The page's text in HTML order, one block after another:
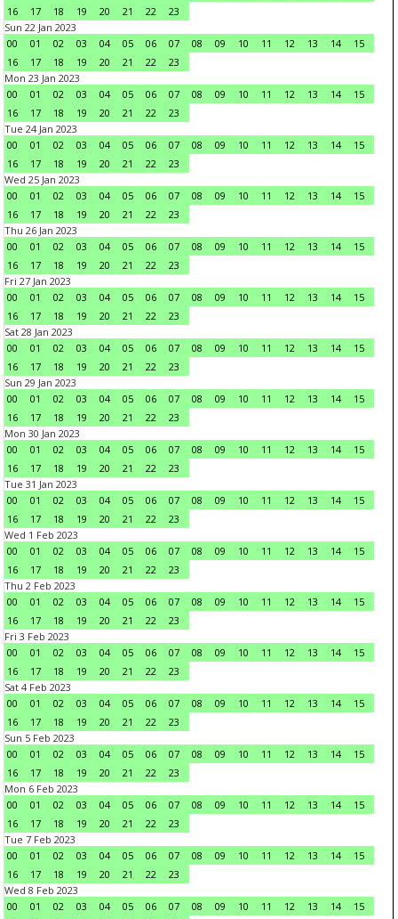
16
17 18 19 20 21 22
23
Sun 22 Jan 2023
00
01 02 03 04 05 06 07 08 09 10 11 12 13 14
15
16
17 18 19 20 21 22
23
Mon 23 Jan 2023
00
01 02 03 04 05 06 07 08 09 10 11 12 13 14
15
16
17 18 19 20 21 22
23
Tue 24 Jan 2023
00
01 02 03 04 05 06 07 08 09 10 11 12 13 14
15
16
17 18 19 20 21 22
23
Wed 25 Jan 2023
00
01 02 03 04 05 06 07 08 09 10 11 12 13 14
15
16
17 18 19 20 21 22
23
Thu 26 Jan 2023
00
01 02 03 04 05 06 07 08 09 10 11 12 13 14
15
16
17 18 19 20 21 22
23
Fri 27 Jan 2023
00
01 02 03 04 05 06 07 08 09 10 11 12 13 14
15
16
17 18 19 20 21 22
23
Sat 28 Jan 2023
00
01 02 03 04 05 06 07 08 09 10 11 12 13 14
15
16
17 18 19 20 21 22
23
Sun 29 Jan 2023
00
01 02 03 04 05 06 07 08 09 10 11 12 13 14
15
16
17 18 19 20 21 22
23
Mon 30 Jan 2023
00
01 02 03 04 05 06 07 08 09 10 11 12 13 14
15
16
17 18 19 20 21 22
23
Tue 31 Jan 2023
00
01 02 03 04 05 06 07 08 09 10 11 12 13 14
15
16
17 18 19 20 21 22
23
Wed 1 Feb 2023
00
01 02 03 04 05 06 07 08 09 10 11 12 13 14
15
16
17 18 19 20 21 22
23
Thu 2 Feb 2023
00
01 02 03 04 05 06 07 08 09 10 11 12 13 14
15
16
17 18 19 20 21 22
23
Fri 3 Feb 2023
00
01 02 03 04 05 06 07 08 09 10 11 12 13 14
15
16
17 18 19 20 21 22
23
Sat 4 Feb 2023
00
01 02 03 04 05 06 07 08 09 10 11 12 13 14
15
16
17 18 19 20 21 22
23
Sun 5 Feb 2023
00
01 02 03 04 05 06 07 08 09 10 11 12 13 14
15
16
17 18 19 20 21 22
23
Mon 6 Feb 2023
00
01 02 03 04 05 06 07 08 09 10 11 12 13 14
15
16
17 18 19 20 21 22
23
Tue 7 Feb 2023
00
01 02 03 04 05 06 07 08 09 10 11 12 13 14
15
16
17 18 19 20 21 22
23
Wed 8 Feb 2023
00
01 02 03 04 05 06 07 08 09 10 11 12 13 14
15